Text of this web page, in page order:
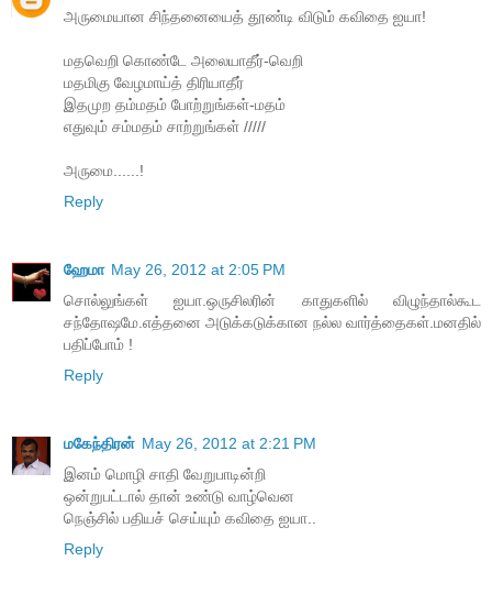
அருமையான சிந்தனையைத் தூண்டி விடும் கவிதை ஐயா!
மதவெறி கொண்டே அலையாதீர்-வெறி
மதமிகு வேழமாய்த் திரியாதீர்
இதமுற தம்மதம் போற்றுங்கள்-மதம்
எதுவும் சம்மதம் சாற்றுங்கள் /////
அருமை......!
Reply
ஹேமா May 26, 2012 at 2:05 PM
சொல்லுங்கள் ஐயா.ஒருசிலரின் காதுகளில் விழுந்தால்கூட
சந்தோஷமே.எத்தனை அடுக்கடுக்கான நல்ல வார்த்தைகள்.மனதில்
பதிப்போம் !
Reply
மகேந்திரன் May 26, 2012 at 2:21 PM
இனம் மொழி சாதி வேறுபாடின்றி
ஒன்றுபட்டால் தான் உண்டு வாழ்வென
நெஞ்சில் பதியச் செய்யும் கவிதை ஐயா..
Reply